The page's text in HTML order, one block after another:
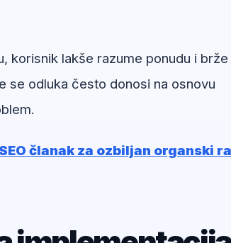
korisnik lakše razume ponudu i brže
se odluka često donosi na osnovu
članak za ozbiljan organski